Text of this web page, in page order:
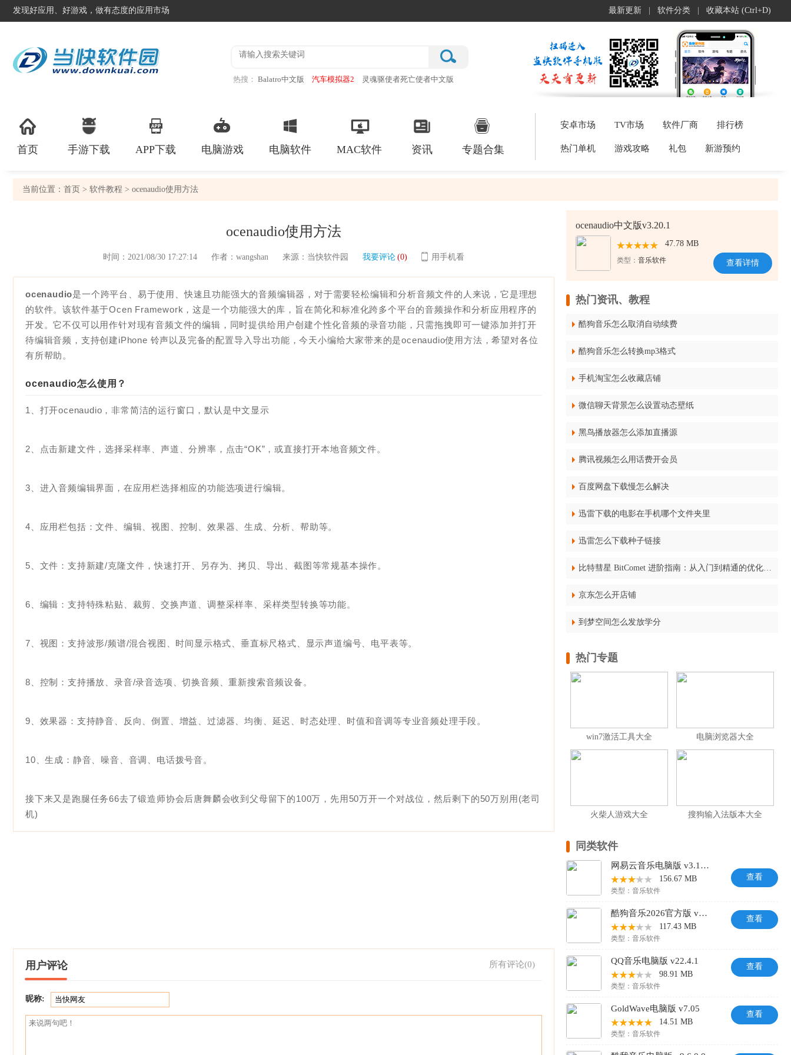
发现好应用、好游戏，做有态度的应用市场 最新更新 软件分类 收藏本站 (Ctrl+D)
热搜： Balatro中文版 汽车模拟器2
灵魂驱使者死亡使者中文版
首页 手游下载 APP下载 电脑游戏 电脑软件 MAC软件 资讯 专题合集
安卓市场 TV市场 软件厂商 排行榜
热门单机 游戏攻略 礼包 新游预约
当前位置： 首页 > 软件教程 > ocenaudio使用方法
ocenaudio使用方法
时间：2021/08/30 17:27:14 作者：wangshan 来源：当快软件园 我要评论 (0) 用手机看
ocenaudio是一个跨平台、易于使用、快速且功能强大的音频编辑器，对于需要轻松编辑和分析音频文件的人来说，它是理想
的软件。该软件基于Ocen Framework，这是一个功能强大的库，旨在简化和标准化跨多个平台的音频操作和分析应用程序的
开发。它不仅可以用作针对现有音频文件的编辑，同时提供给用户创建个性化音频的录音功能，只需拖拽即可一键添加并打开
待编辑音频，支持创建iPhone 铃声以及完备的配置导入导出功能，今天小编给大家带来的是ocenaudio使用方法，希望对各位
有所帮助。
ocenaudio怎么使用？
1、打开ocenaudio，非常简洁的运行窗口，默认是中文显示
2、点击新建文件，选择采样率、声道、分辨率，点击“OK”，或直接打开本地音频文件。
3、进入音频编辑界面，在应用栏选择相应的功能选项进行编辑。
4、应用栏包括：文件、编辑、视图、控制、效果器、生成、分析、帮助等。
5、文件：支持新建/克隆文件，快速打开、另存为、拷贝、导出、截图等常规基本操作。
6、编辑：支持特殊粘贴、裁剪、交换声道、调整采样率、采样类型转换等功能。
7、视图：支持波形/频谱/混合视图、时间显示格式、垂直标尺格式、显示声道编号、电平表等。
8、控制：支持播放、录音/录音选项、切换音频、重新搜索音频设备。
9、效果器：支持静音、反向、倒置、增益、过滤器、均衡、延迟、时态处理、时值和音调等专业音频处理手段。
10、生成：静音、噪音、音调、电话拨号音。
接下来又是跑腿任务66去了锻造师协会后唐舞麟会收到父母留下的100万，先用50万开一个对战位，然后剩下的50万别用(老司
机)
用户评论 所有评论(0)
昵称:
ocenaudio中文版v3.20.1
47.78 MB
类型： 音乐软件 查看详情
热门资讯、教程
酷狗音乐怎么取消自动续费
酷狗音乐怎么转换mp3格式
手机淘宝怎么收藏店铺
微信聊天背景怎么设置动态壁纸
黑鸟播放器怎么添加直播源
腾讯视频怎么用话费开会员
百度网盘下载慢怎么解决
迅雷下载的电影在手机哪个文件夹里
迅雷怎么下载种子链接
比特彗星 BitComet 进阶指南：从入门到精通的优化技巧
京东怎么开店铺
到梦空间怎么发放学分
热门专题
win7激活工具大全 电脑浏览器大全
火柴人游戏大全 搜狗输入法版本大全
同类软件
网易云音乐电脑版 v3.1.36
156.67 MB
类型： 音乐软件
查看
酷狗音乐2026官方版 v20.1.41
117.43 MB
类型： 音乐软件
查看
QQ音乐电脑版 v22.4.1
98.91 MB
类型： 音乐软件
查看
GoldWave电脑版 v7.05
14.51 MB
类型： 音乐软件
查看